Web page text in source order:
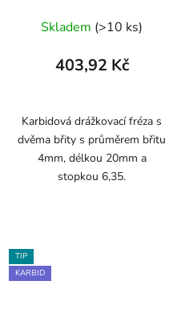
Skladem (>10 ks)
403,92 Kč
Karbidová drážkovací fréza s
dvěma břity s průměrem břitu
4mm, délkou 20mm a
stopkou 6,35.
TIP
KARBID